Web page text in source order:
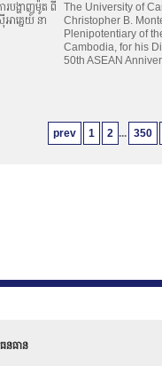
របង្ហាញម៉ូត ពី
គ្នេយ៍ នា
The University of
Christopher B.
Plenipotentiary of
Cambodia, for his
50th ASEAN
prev 1 2 ... 350
ធនធាន